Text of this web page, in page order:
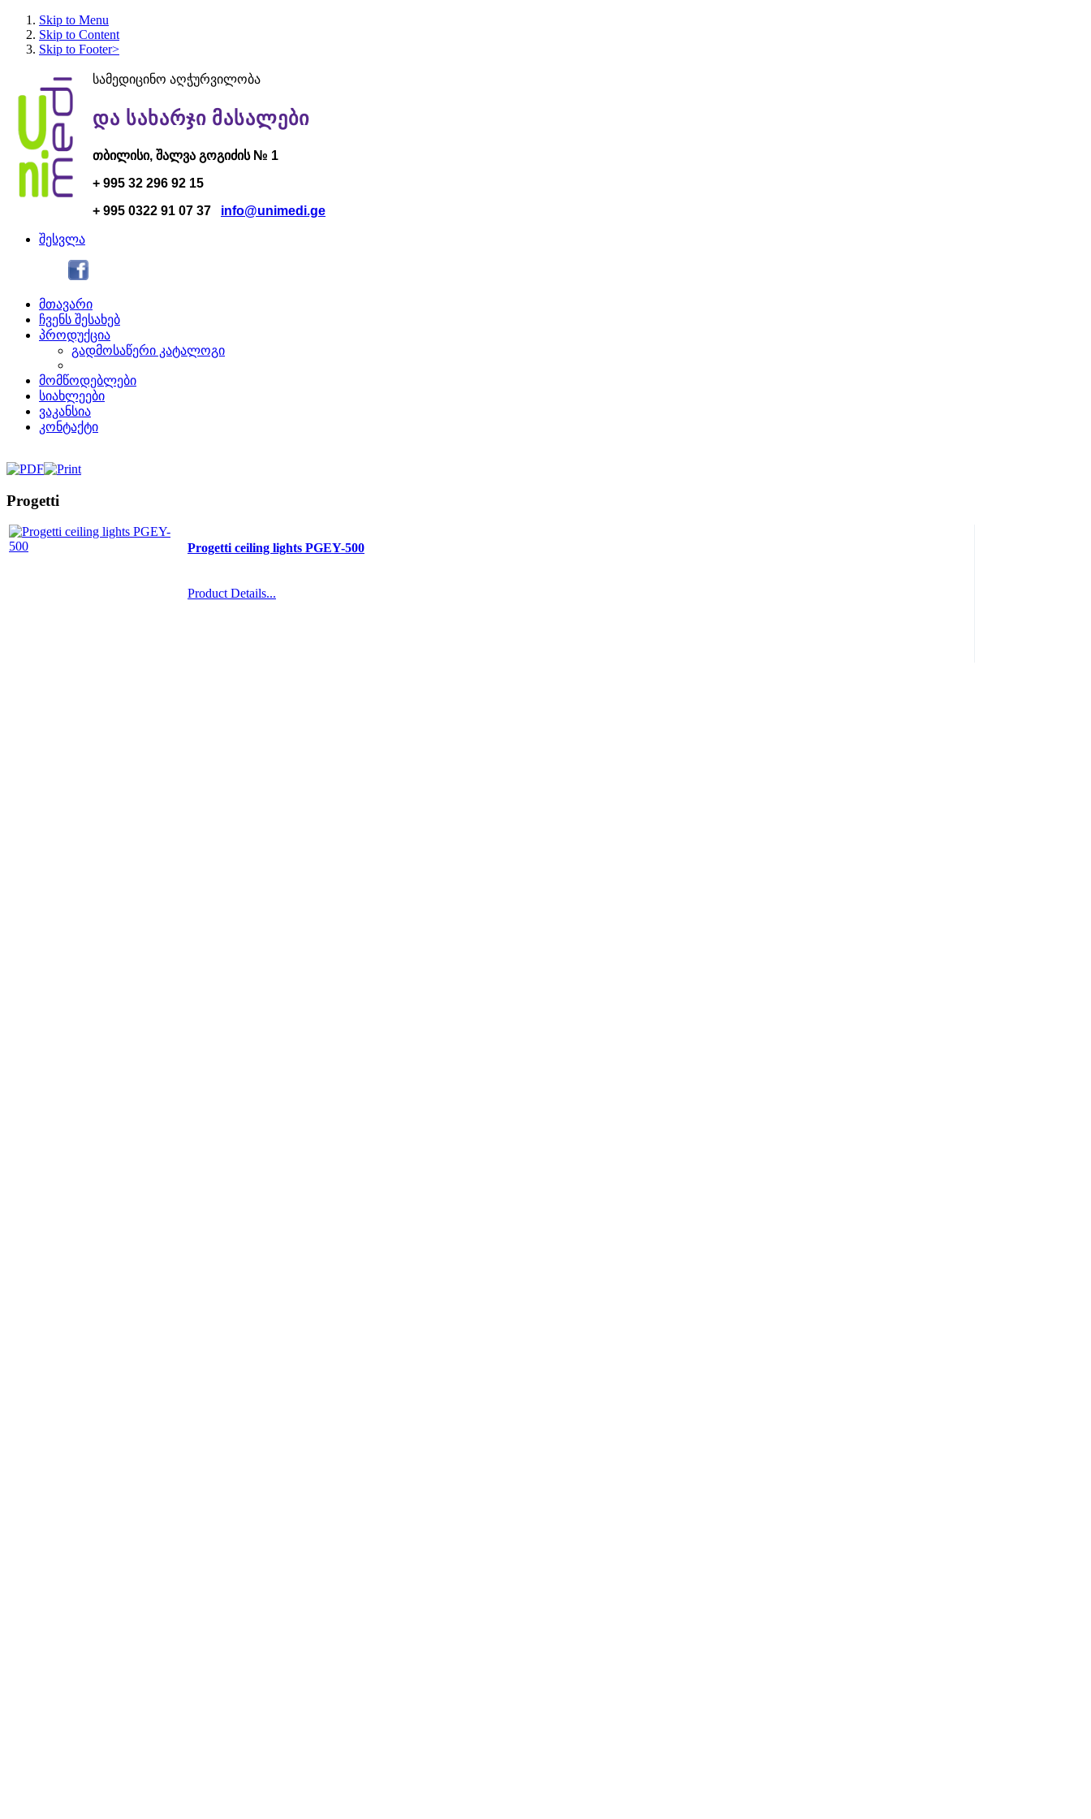
Skip to Menu
Skip to Content
Skip to Footer>
სამედიცინო აღჭურვილობა
და სახარჯი მასალები
თბილისი, შალვა გოგიძის № 1
+ 995 32 296 92 15
+ 995 0322 91 07 37 info@unimedi.ge
შესვლა
მთავარი
ჩვენს შესახებ
პროდუქცია
გადმოსაწერი კატალოგი
მომწოდებლები
სიახლეები
ვაკანსია
კონტაქტი
Progetti
Progetti ceiling lights PGEY-500
Product Details...